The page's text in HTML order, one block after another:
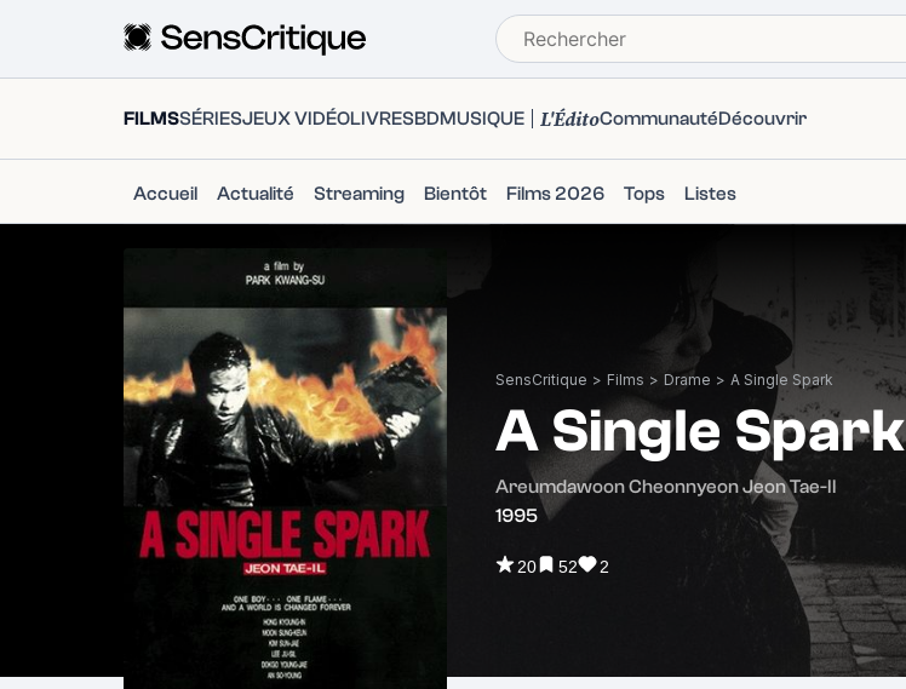
FILMSSÉRIESJEUX VIDÉOLIVRESBDMUSIQUE L'ÉditoCommunautéDécouvrir
Accueil Actualité Streaming Bientôt Films 2026 Tops Listes
SensCritique > Films > Drame > A Single Spark
A Single Spark
Areumdawoon Cheonnyeon Jeon Tae-Il
1995
20 52 2